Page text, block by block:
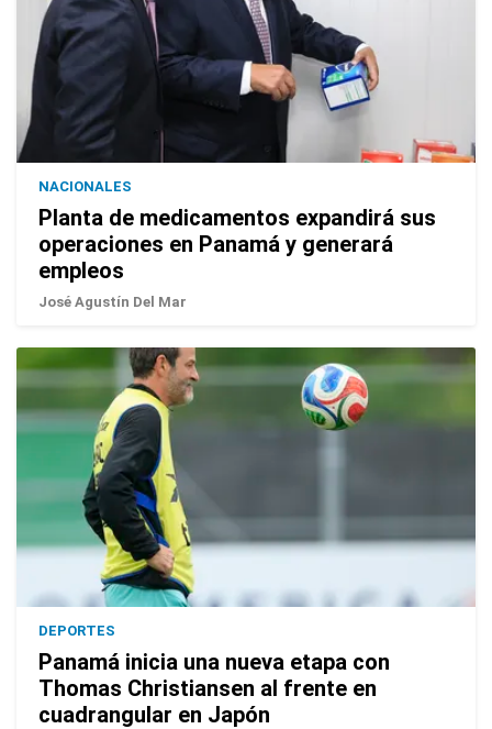
NACIONALES
Planta de medicamentos expandirá sus
operaciones en Panamá y generará
empleos
José Agustín Del Mar
DEPORTES
Panamá inicia una nueva etapa con
Thomas Christiansen al frente en
cuadrangular en Japón